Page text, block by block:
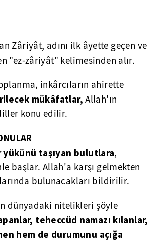
Zâriyât, adını ilk âyette geçen ve
"ez-zâriyât" kelimesinden alır.
inkârcıların ahirette
mükâfatlar, Allah'ın
konu edilir.
yükünü taşıyan bulutlara,
başlar. Allah'a karşı gelmekten
bulunacakları bildirilir.
dünyadaki nitelikleri şöyle
teheccüd namazı kılanlar,
hem de durumunu açığa